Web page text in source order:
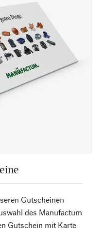
Gutscheinen
des Manufactum
Gutschein mit Karte